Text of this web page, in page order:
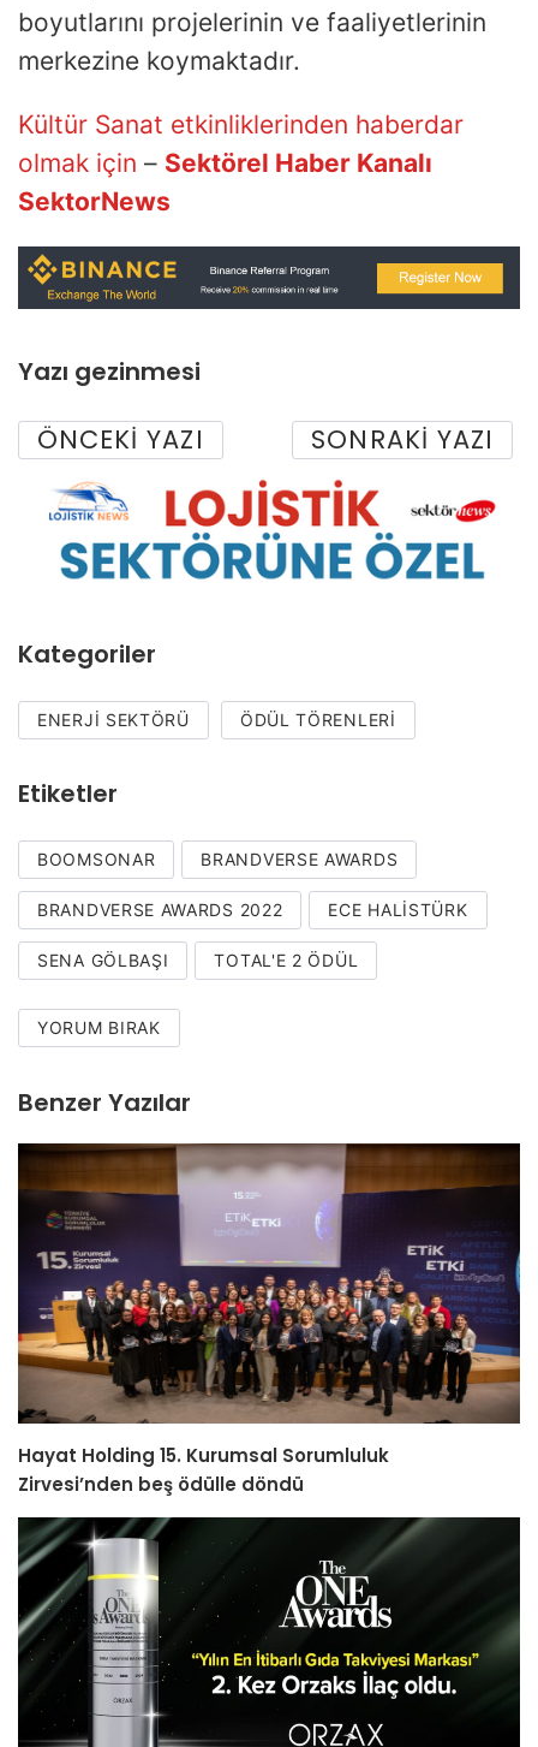
boyutlarını projelerinin ve faaliyetlerinin
merkezine koymaktadır.
Kültür Sanat etkinliklerinden haberdar
olmak için – Sektörel Haber Kanalı
SektorNews
Yazı gezinmesi
ÖNCEKI YAZI SONRAKI YAZI
Kategoriler
ENERJI SEKTÖRÜ ÖDÜL TÖRENLERI
Etiketler
BOOMSONAR BRANDVERSE AWARDS
BRANDVERSE AWARDS 2022 ECE HALISTÜRK
SENA GÖLBAŞI TOTAL'E 2 ÖDÜL
YORUM BIRAK
Benzer Yazılar
Hayat Holding 15. Kurumsal Sorumluluk
Zirvesi’nden beş ödülle döndü